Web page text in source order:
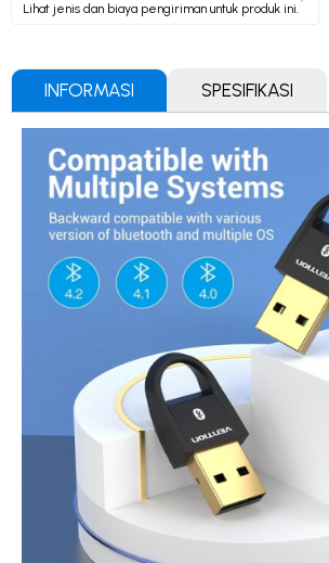
Lihat jenis dan biaya pengiriman untuk produk ini.
INFORMASI SPESIFIKASI